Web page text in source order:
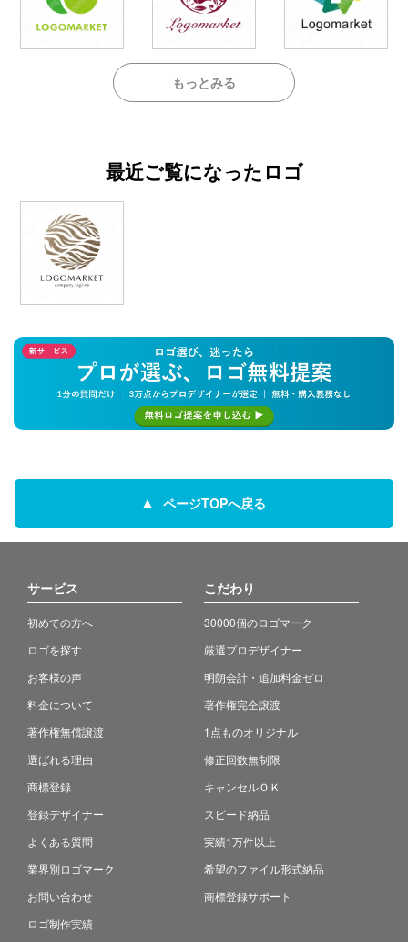
もっとみる
最近ご覧になったロゴ
ページTOPへ戻る
サービス
初めての方へ
ロゴを探す
お客様の声
料金について
著作権無償譲渡
選ばれる理由
商標登録
登録デザイナー
よくある質問
業界別ロゴマーク
お問い合わせ
ロゴ制作実績
こだわり
30000個のロゴマーク
厳選プロデザイナー
明朗会計・追加料金ゼロ
著作権完全譲渡
1点ものオリジナル
修正回数無制限
キャンセルＯＫ
スピード納品
実績1万件以上
希望のファイル形式納品
商標登録サポート